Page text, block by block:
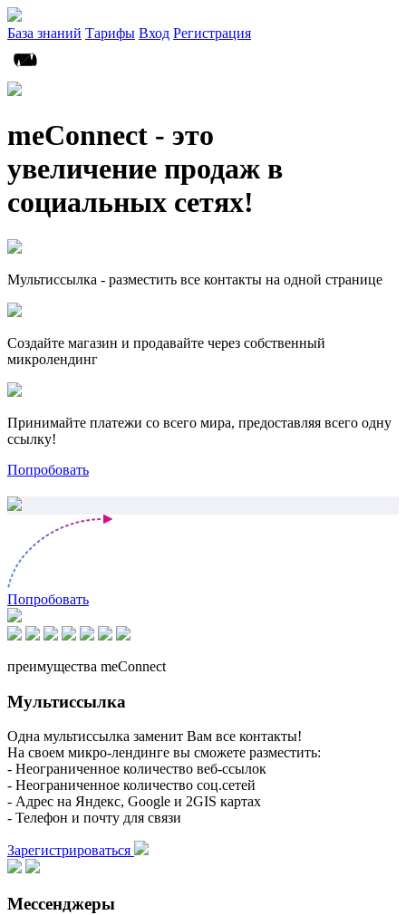
База знаний Тарифы Вход Регистрация
meConnect - это
увеличение продаж в
социальных сетях!
Мультиссылка - разместить все контакты на одной странице
Создайте магазин и продавайте через собственный
микролендинг
Принимайте платежи со всего мира, предоставляя всего одну
ссылку!
Попробовать
Попробовать
преимущества meConnect
Мультиссылка
Одна мультиссылка заменит Вам все контакты!
На своем микро-лендинге вы сможете разместить:
- Неограниченное количество веб-ссылок
- Неограниченное количество соц.сетей
- Адрес на Яндекс, Google и 2GIS картах
- Телефон и почту для связи
Зарегистрироваться
Мессенджеры